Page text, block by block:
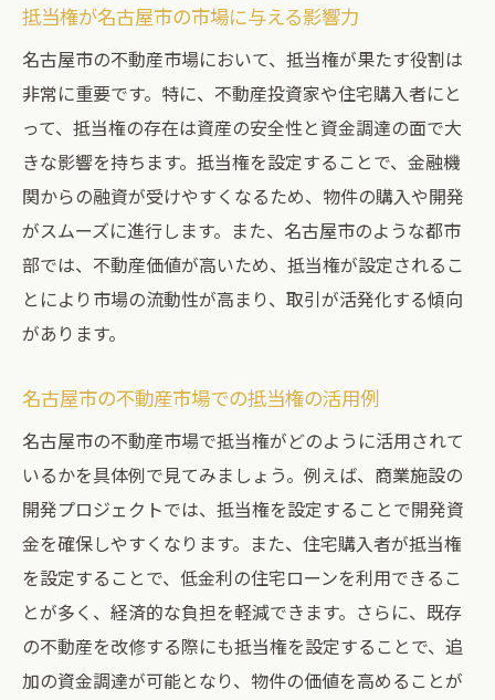
抵当権が名古屋市の市場に与える影響力
名古屋市の不動産市場において、抵当権が果たす役割は
非常に重要です。特に、不動産投資家や住宅購入者にと
って、抵当権の存在は資産の安全性と資金調達の面で大
きな影響を持ちます。抵当権を設定することで、金融機
関からの融資が受けやすくなるため、物件の購入や開発
がスムーズに進行します。また、名古屋市のような都市
部では、不動産価値が高いため、抵当権が設定されるこ
とにより市場の流動性が高まり、取引が活発化する傾向
があります。
名古屋市の不動産市場での抵当権の活用例
名古屋市の不動産市場で抵当権がどのように活用されて
いるかを具体例で見てみましょう。例えば、商業施設の
開発プロジェクトでは、抵当権を設定することで開発資
金を確保しやすくなります。また、住宅購入者が抵当権
を設定することで、低金利の住宅ローンを利用できるこ
とが多く、経済的な負担を軽減できます。さらに、既存
の不動産を改修する際にも抵当権を設定することで、追
加の資金調達が可能となり、物件の価値を高めることが